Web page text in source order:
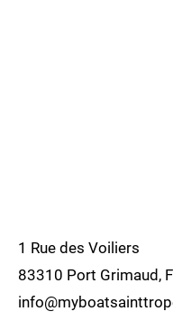
1 Rue des Voiliers
83310 Port Grimaud,